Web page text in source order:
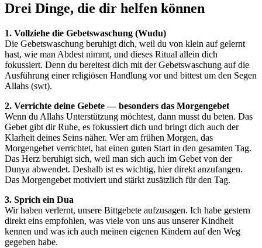
Drei Dinge, die dir helfen können
1. Vollziehe die Gebetswaschung (Wudu)
Die Gebetswaschung beruhigt dich, weil du von klein auf gelernt
hast, wie man Abdest nimmt, und dieses Ritual allein dich
fokussiert. Denn du bereitest dich mit der Gebetswaschung auf die
Ausführung einer religiösen Handlung vor und bittest um den Segen
Allahs (swt).
2. Verrichte deine Gebete — besonders das Morgengebet
Wenn du Allahs Unterstützung möchtest, dann musst du beten. Das
Gebet gibt dir Ruhe, es fokussiert dich und bringt dich auch der
Klarheit deines Seins näher. Wer am frühen Morgen, das
Morgengebet verrichtet, hat einen guten Start in den gesamten Tag.
Das Herz beruhigt sich, weil man sich auch im Gebet von der
Dunya abwendet. Deshalb ist es wichtig, hier direkt anzufangen.
Das Morgengebet motiviert und stärkt zusätzlich für den Tag.
3. Sprich ein Dua
Wir haben verlernt, unsere Bittgebete aufzusagen. Ich habe gestern
direkt eins empfohlen, was viele von uns aus unserer Kindheit
kennen und was ich auch meinen eigenen Kindern auf den Weg
gegeben habe.